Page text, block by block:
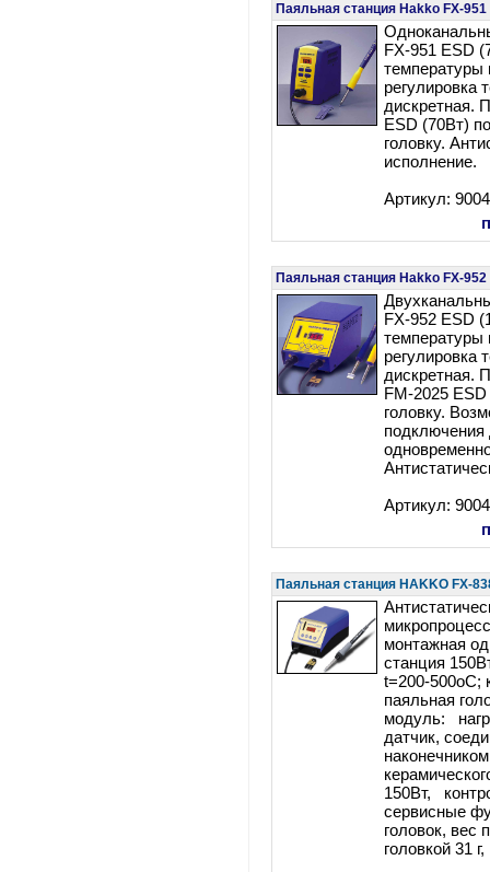
Паяльная станция Hakko FX-951
FX-951 ESD
температуры
регулировка
дискретная.
ESD (70Вт)
головку.
исполнение.
Артикул:
Паяльная станция Hakko FX-952
FX-952 ESD
температуры
регулировка
дискретная.
FM-2025
головку.
подключения
Артикул:
Паяльная станция HAKKO FX-
монтажная
станция
t=200-500оC;
паяльная
модуль:
датчик,
150Вт,
сервисные
головок, вес
головкой 31